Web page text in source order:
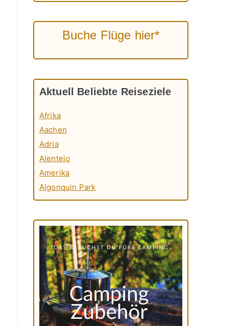
Buche Flüge hier*
Aktuell Beliebte Reiseziele
Afrika
Aachen
Adria
Alentejo
Amerika
Algonquin Park